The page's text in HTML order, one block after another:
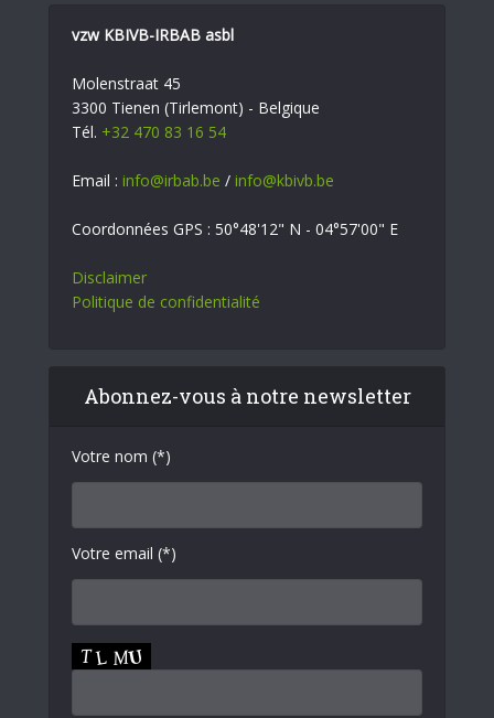
vzw KBIVB-IRBAB asbl
Molenstraat 45
3300 Tienen (Tirlemont) - Belgique
Tél. +32 470 83 16 54
Email : info@irbab.be / info@kbivb.be
Coordonnées GPS : 50°48'12" N - 04°57'00" E
Disclaimer
Politique de confidentialité
Abonnez-vous à notre newsletter
Votre nom (*)
Votre email (*)